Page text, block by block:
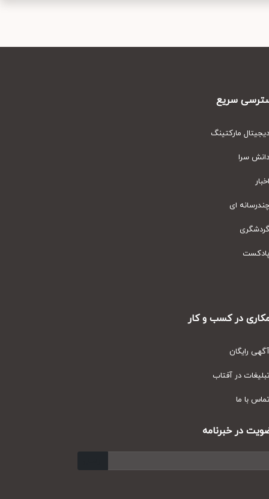
سریع
مارکتینگ
سرا
ای
در کسب و کار
رایگان
در آفتاب
با ما
در خبرنامه